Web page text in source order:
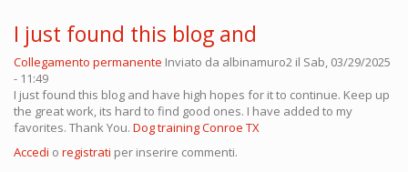
I just found this blog and
Collegamento permanente Inviato da albinamuro2 il Sab, 03/29/2025
- 11:49
I just found this blog and have high hopes for it to continue. Keep up
the great work, its hard to find good ones. I have added to my
favorites. Thank You. Dog training Conroe TX
Accedi o registrati per inserire commenti.